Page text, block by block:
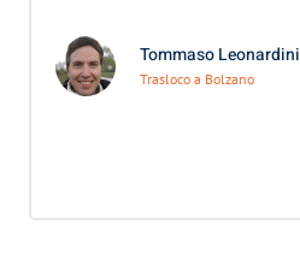
Tommaso Leonardini
Trasloco a Bolzano